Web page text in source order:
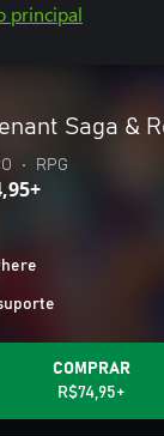
principal
Saga &
• RPG
COMPRAR
R$74,95+